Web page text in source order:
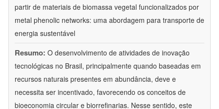
partir de materiais de biomassa vegetal funcionalizados por
metal phenolic networks: uma abordagem para transporte de
energia sustentável
Resumo: O desenvolvimento de atividades de inovação
tecnológicas no Brasil, principalmente quando baseadas em
recursos naturais presentes em abundância, deve e
necessita ser incentivado, favorecendo os conceitos de
bioeconomia circular e biorrefinarias. Nesse sentido, este